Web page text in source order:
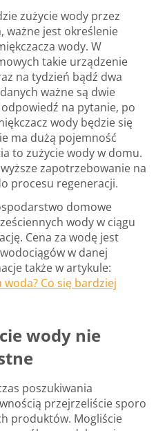
zużycie wody przez
ważne jest określenie
wody. W
takie urządzenie
na tydzień bądź dwa
ważne są dwie
na pytanie, po
wody będzie się
ma dużą pojemność
to zużycie wody w domu.
zapotrzebowanie na
procesu regeneracji.
domowe
wody w ciągu
Cena za wodę jest
w danej
także w artykule:
Co się bardziej
wody nie
poszukiwania
przejrzeliście sporo
produktów. Mogliście